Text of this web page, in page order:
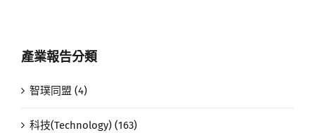
產業報告分類
智璞同盟 (4)
科技(Technology) (163)